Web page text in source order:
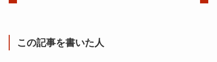
この記事を書いた人